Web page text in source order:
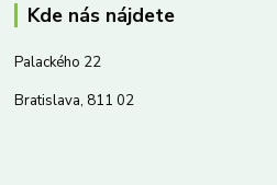
Kde nás nájdete
Palackého 22
Bratislava, 811 02